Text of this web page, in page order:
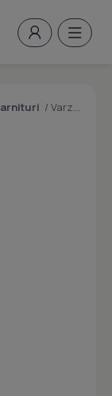
/ Varza Rosie Bavareza